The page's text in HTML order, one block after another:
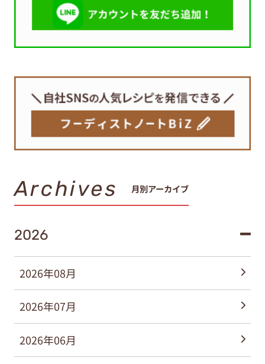
Archives 月別アーカイブ
2026
2026年08月
2026年07月
2026年06月